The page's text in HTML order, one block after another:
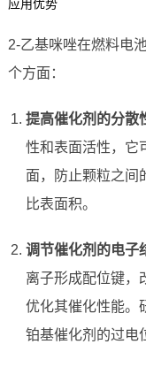
应用优势
2-乙基咪唑在燃料电
个方面：
提高催化剂的分散
性和表面活性，它
面，防止颗粒之间
比表面积。
调节催化剂的电子
离子形成配位键，
优化其催化性能。
铂基催化剂的过电